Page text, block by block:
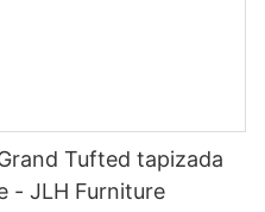
Tufted tapizada
- JLH Furniture